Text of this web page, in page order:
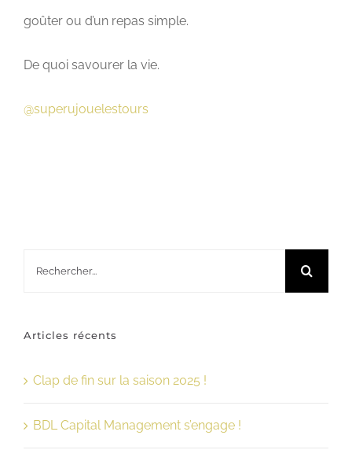
goûter ou d’un repas simple.
De quoi savourer la vie.
@superujouelestours
Articles récents
Clap de fin sur la saison 2025 !
BDL Capital Management s’engage !